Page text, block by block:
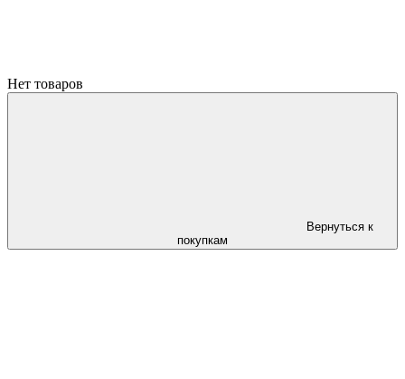
Нет товаров
Вернуться к
покупкам